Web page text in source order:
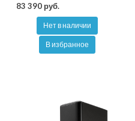
83 390 руб.
Нет в наличии
В избранное